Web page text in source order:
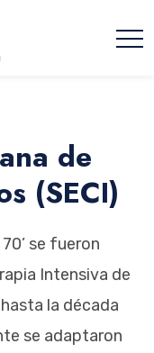
de
(SECI)
se fueron
Intensiva de
la década
se adaptaron